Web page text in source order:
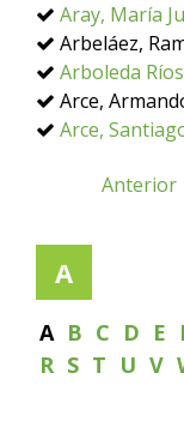
Aray, María
Arbeláez,
Arboleda
Arce,
Arce,
Anterior
A
A B C D E
R S T U V